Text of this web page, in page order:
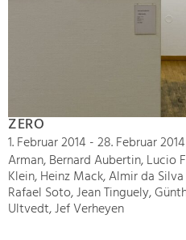
ZERO
1. Februar 2014 - 28. Februar 2014
Arman, Bernard Aubertin, Lucio
Klein, Heinz Mack, Almir da
Rafael Soto, Jean Tinguely,
Ultvedt, Jef Verheyen